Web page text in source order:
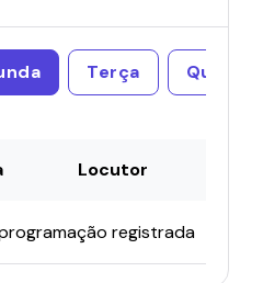
Terça Quarta
Locutor
registrada